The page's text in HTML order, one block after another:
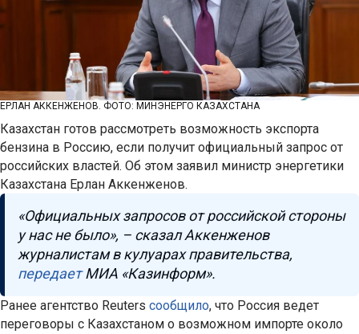
ЕРЛАН АККЕНЖЕНОВ. ФОТО: МИНЭНЕРГО КАЗАХСТАНА
Казахстан готов рассмотреть возможность экспорта
бензина в Россию, если получит официальный запрос от
российских властей. Об этом заявил министр энергетики
Казахстана Ерлан Аккенженов.
«Официальных запросов от российской стороны
у нас не было», – сказал Аккенженов
журналистам в кулуарах правительства,
передаетМИА «Казинформ».
Ранее агентство Reuters сообщило, что Россия ведет
переговоры с Казахстаном о возможном импорте около